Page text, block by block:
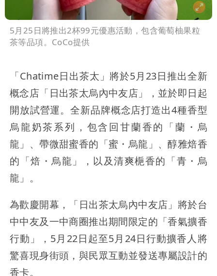
5月25日將推出2杯99元優惠活動，包含葡萄柚果粒
茶等品項。CoCo提供
「Chatime日出茶太」將於5月23日推出全新
概念店「日出茶太烏內中友店」，並於即日起
開放試營運。全新品牌概念店打造出4種香型
烏龍奶茶系列，包含回甘蘭香的「蘭・烏
龍」、帶微甜蜜香的「蜜・烏龍」、醇雅焙香
的「焙・烏龍」，以及清爽梔香的「青・烏
龍」。
為歡慶開幕，「日出茶太烏內中友店」將於台
中中友及一中商圈推出期間限定的「香氣擴香
行動」，5月22日起至5月24日行動擴香人將
驚喜現身街頭，與民眾互動並發送專屬設計的
香卡。